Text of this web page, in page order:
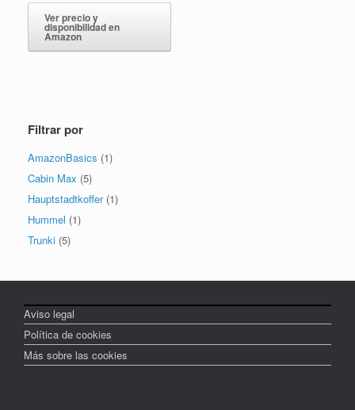
Ver precio y
disponibilidad en
Amazon
Filtrar por
AmazonBasics (1)
Cabin Max (5)
Hauptstadtkoffer (1)
Hummel (1)
Trunki (5)
Aviso legal
Política de cookies
Más sobre las cookies